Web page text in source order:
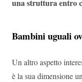
una struttura entro
Bambini uguali
Un altro aspetto
è la sua dimensione